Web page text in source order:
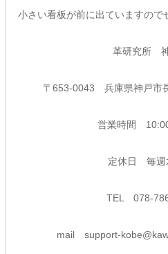
小さい看板が前に出ていますので
革研究所
〒653-0043 兵庫県神戸市
営業時間
定休日 毎週
TEL 078-
mail support-